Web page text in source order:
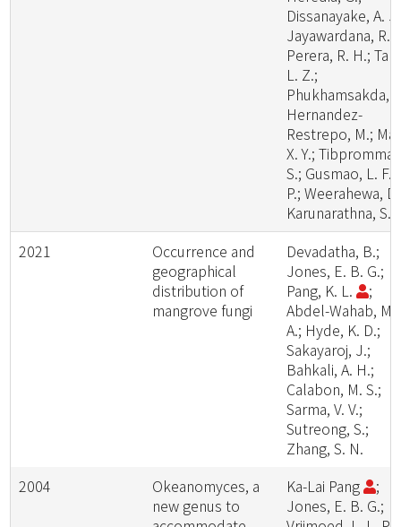
Dissanayake, A.
Jayawardana, R.
Perera, R. H.;
L. Z.;
Phukhamsakda,
Hernandez-
Restrepo, M.; Ma,
X. Y.; Tibpromma,
S.; Gusmao, L. F.
P.; Weerahewa,
Karunarathna, S.
2021
Occurrence and
geographical
distribution of
mangrove fungi
Devadatha, B.;
Jones, E. B. G.;
Pang, K. L.
;
Abdel-Wahab, M.
A.; Hyde, K. D.;
Sakayaroj, J.;
Bahkali, A. H.;
Calabon, M. S.;
Sarma, V. V.;
Sutreong, S.;
Zhang, S. N.
2004
Okeanomyces, a
new genus to
Ka-Lai Pang
;
Jones, E. B. G.;